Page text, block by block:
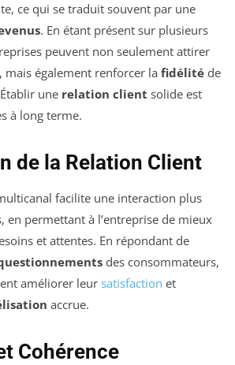
ce qui se traduit souvent par une
. En étant présent sur plusieurs
peuvent non seulement attirer
mais également renforcer la fidélité de
une relation client solide est
à long terme.
de la Relation Client
facilite une interaction plus
en permettant à l’entreprise de mieux
et attentes. En répondant de
des consommateurs,
améliorer leur satisfaction et
accrue.
Cohérence